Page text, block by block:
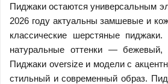
Пиджаки остаются универсальным
2026 году актуальны замшевые и
классические шерстяные
натуральные оттенки — бежевый,
Пиджаки oversize и модели с
стильный и современный образ.